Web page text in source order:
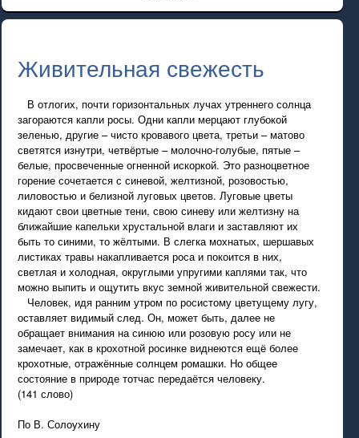
Живительная свежесть
В отлогих, почти горизонтальных лучах утреннего солнца
загораются капли росы. Одни капли мерцают глубокой
зеленью, другие – чисто кровавого цвета, третьи – матово
светятся изнутри, четвёртые – молочно-голубые, пятые –
белые, просвеченные огненной искоркой. Это разноцветное
горение сочетается с синевой, желтизной, розовостью,
лиловостью и белизной луговых цветов. Луговые цветы
кидают свои цветные тени, свою синеву или желтизну на
ближайшие капельки хрустальной влаги и заставляют их
быть то синими, то жёлтыми. В слегка мохнатых, шершавых
листиках травы накапливается роса и покоится в них,
светлая и холодная, округлыми упругими каплями так, что
можно выпить и ощутить вкус земной живительной свежести.
Человек, идя ранним утром по росистому цветущему лугу,
оставляет видимый след. Он, может быть, далее не
обращает внимания на синюю или розовую росу или не
замечает, как в крохотной росинке виднеются ещё более
крохотные, отражённые солнцем ромашки. Но общее
состояние в природе тотчас передаётся человеку.
(141 слово)
По В. Солоухину